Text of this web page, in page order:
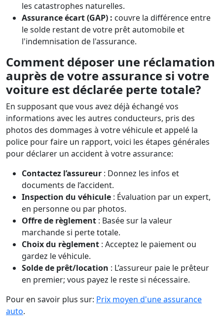
les catastrophes naturelles.
Assurance écart (GAP) : couvre la différence entre
le solde restant de votre prêt automobile et
l'indemnisation de l'assurance.
Comment déposer une réclamation
auprès de votre assurance si votre
voiture est déclarée perte totale?
En supposant que vous avez déjà échangé vos
informations avec les autres conducteurs, pris des
photos des dommages à votre véhicule et appelé la
police pour faire un rapport, voici les étapes générales
pour déclarer un accident à votre assurance:
Contactez l’assureur : Donnez les infos et
documents de l’accident.
Inspection du véhicule : Évaluation par un expert,
en personne ou par photos.
Offre de règlement : Basée sur la valeur
marchande si perte totale.
Choix du règlement : Acceptez le paiement ou
gardez le véhicule.
Solde de prêt/location : L’assureur paie le prêteur
en premier; vous payez le reste si nécessaire.
Pour en savoir plus sur: Prix moyen d'une assurance
auto.